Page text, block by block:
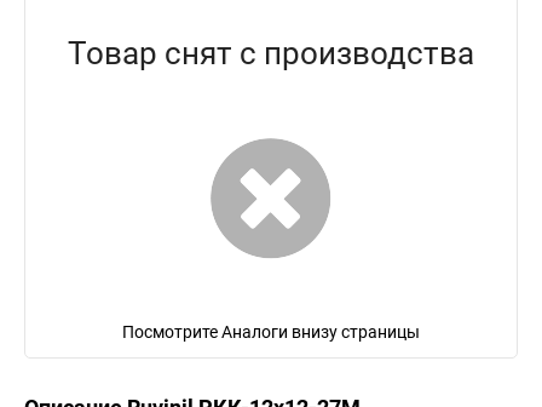
Товар снят с производства
Посмотрите Аналоги внизу страницы